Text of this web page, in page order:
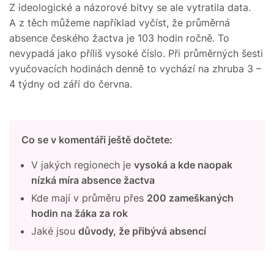
Z ideologické a názorové bitvy se ale vytratila data.
A z těch můžeme například vyčíst, že průměrná
absence českého žactva je 103 hodin ročně. To
nevypadá jako příliš vysoké číslo. Při průměrných šesti
vyučovacích hodinách denně to vychází na zhruba 3 –
4 týdny od září do června.
Co se v komentáři ještě dočtete:
V jakých regionech je vysoká a kde naopak
nízká míra absence žactva
Kde mají v průměru přes 200 zameškaných
hodin na žáka za rok
Jaké jsou důvody, že přibývá absencí